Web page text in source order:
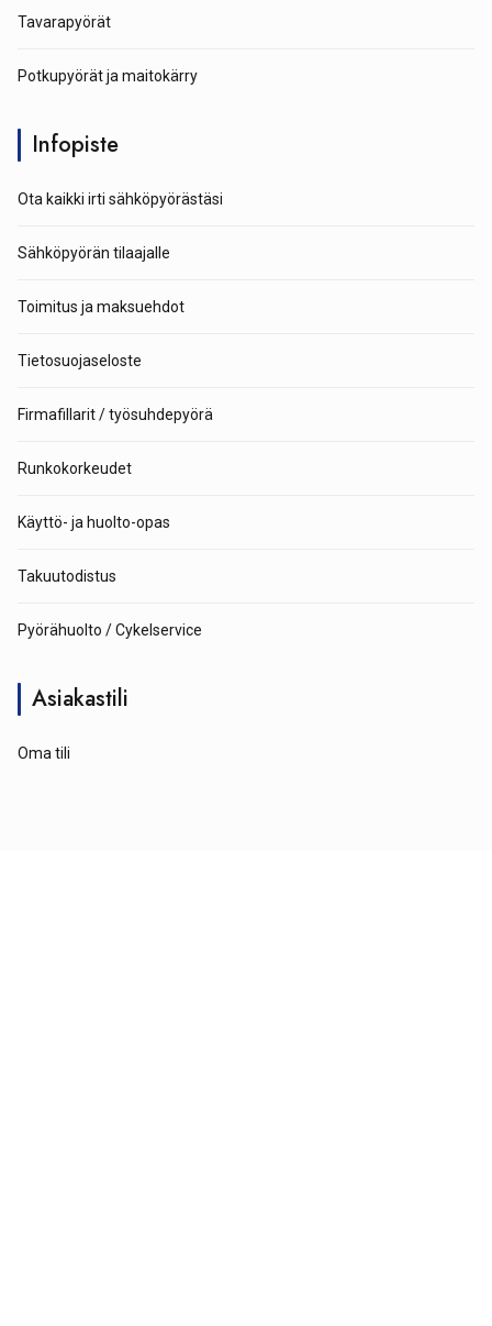
Tavarapyörät
Potkupyörät ja maitokärry
Infopiste
Ota kaikki irti sähköpyörästäsi
Sähköpyörän tilaajalle
Toimitus ja maksuehdot
Tietosuojaseloste
Firmafillarit / työsuhdepyörä
Runkokorkeudet
Käyttö- ja huolto-opas
Takuutodistus
Pyörähuolto / Cykelservice
Asiakastili
Oma tili